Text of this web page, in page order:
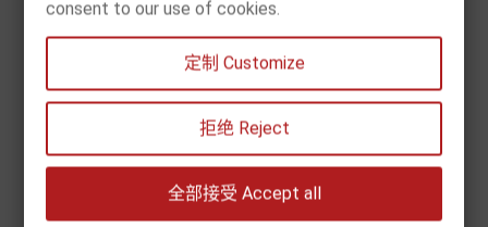
[现货] 德国好宝宝成长启蒙亲子书（全7册）
Prix63,50 €
 
consent to our use of cookies.
定制 Customize
拒绝 Reject
全部接受 Accept all